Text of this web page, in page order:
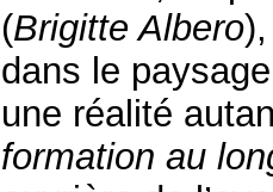
(Brigitte Albero
dans le
une réalité
formation au